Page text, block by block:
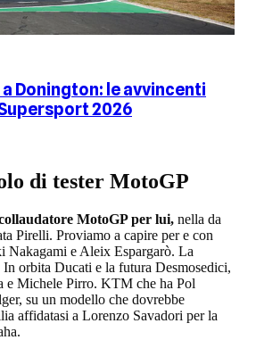
a Donington: le avvincenti
2026
di tester MotoGP
MotoGP per lui, nella da
Pirelli. Proviamo a capire per e con
Nakagami e Aleix Espargarò. La
orbita Ducati e la futura Desmosedici,
e Michele Pirro. KTM che ha Pol
su un modello che dovrebbe
affidatasi a Lorenzo Savadori per la